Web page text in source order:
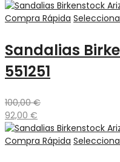
Compra Rápida
Sandalias
551251
100,00€
92,00 €
Compra Rápida